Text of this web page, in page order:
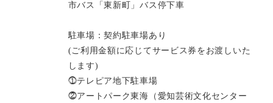
市バス「東新町」バス停下車
駐車場：契約駐車場あり
(ご利用金額に応じてサービス券をお渡しいた
します)
⓵テレピア地下駐車場
⓶アートパーク東海（愛知芸術文化センター